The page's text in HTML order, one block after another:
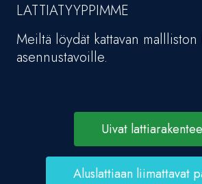
LATTIATYYPPIMME
Meiltä löydät kattavan
asennustavoille.
Uivat
Aluslattiaan liimattavat